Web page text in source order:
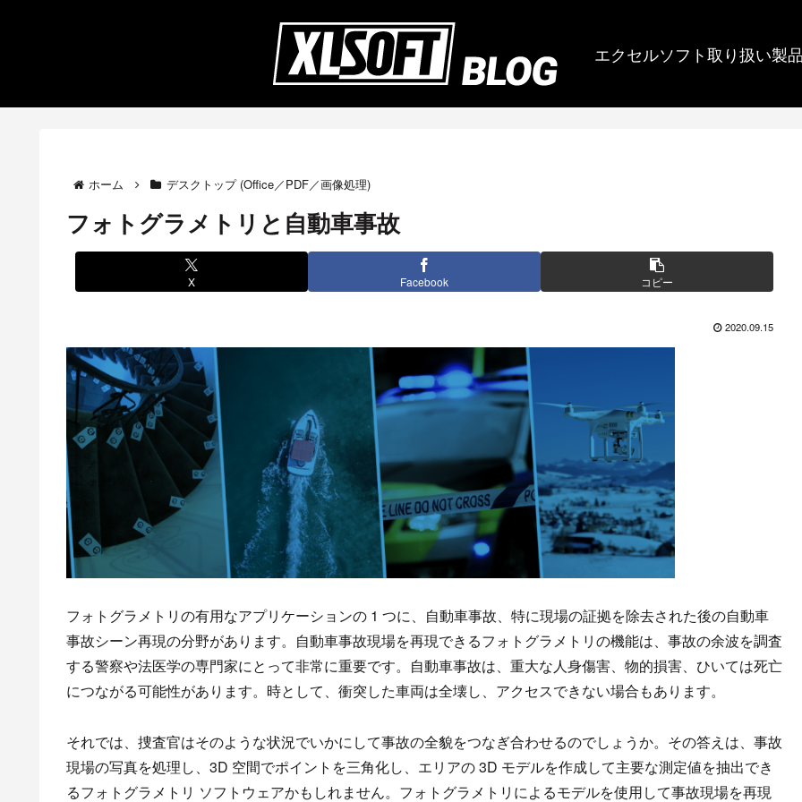
エクセルソフト取り扱い製
ホーム デスクトップ (Office／PDF／画像処理)
フォトグラメトリと自動車事故
X Facebook コピー
2020.09.15
フォトグラメトリの有用なアプリケーションの 1 つに、自動車事故、特に現場の証拠を除去された後の自動車
事故シーン再現の分野があります。自動車事故現場を再現できるフォトグラメトリの機能は、事故の余波を調査
する警察や法医学の専門家にとって非常に重要です。自動車事故は、重大な人身傷害、物的損害、ひいては死亡
につながる可能性があります。時として、衝突した車両は全壊し、アクセスできない場合もあります。
それでは、捜査官はそのような状況でいかにして事故の全貌をつなぎ合わせるのでしょうか。その答えは、事故
現場の写真を処理し、3D 空間でポイントを三角化し、エリアの 3D モデルを作成して主要な測定値を抽出でき
るフォトグラメトリ ソフトウェアかもしれません。フォトグラメトリによるモデルを使用して事故現場を再現